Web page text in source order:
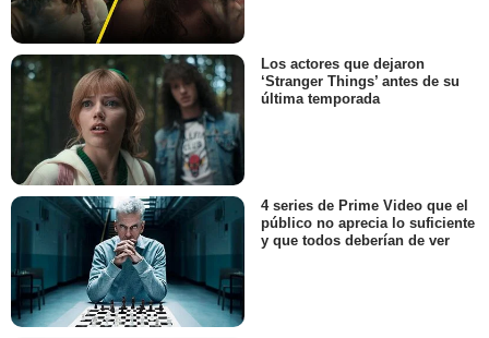
Los actores que dejaron
‘Stranger Things’ antes de su
última temporada
4 series de Prime Video que el
público no aprecia lo suficiente
y que todos deberían de ver